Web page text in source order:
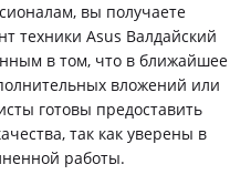
вы получаете
техники Asus Валдайский
в том, что в ближайшее
вложений или
готовы предоставить
так как уверены в
работы.